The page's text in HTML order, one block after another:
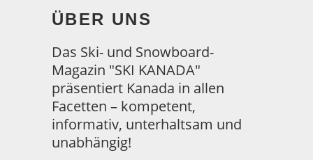
ÜBER UNS
Das Ski- und Snowboard-
Magazin "SKI KANADA"
präsentiert Kanada in allen
Facetten – kompetent,
informativ, unterhaltsam und
unabhängig!